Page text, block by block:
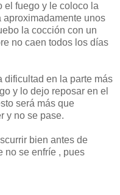
el fuego y le coloco la
unos
la cocción con un
no caen todos los días
dificultad en la parte más
y lo dejo reposar en el
será más que
y no se pase.
bien antes de
no se enfríe , pues